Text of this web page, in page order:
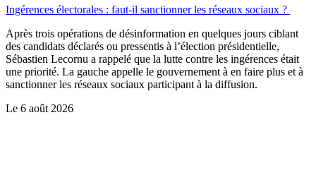
Ingérences électorales : faut-il sanctionner les réseaux sociaux ?
Après trois opérations de désinformation en quelques jours ciblant
des candidats déclarés ou pressentis à l’élection présidentielle,
Sébastien Lecornu a rappelé que la lutte contre les ingérences était
une priorité. La gauche appelle le gouvernement à en faire plus et à
sanctionner les réseaux sociaux participant à la diffusion.
Le 6 août 2026